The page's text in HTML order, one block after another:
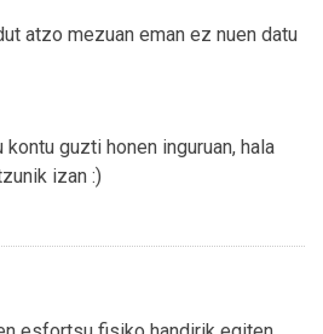
atzo mezuan eman ez nuen datu
kontu guzti honen inguruan, hala
izan :)